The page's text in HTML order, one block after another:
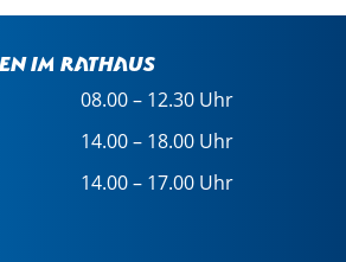
im Rathaus
08.00 – 12.30 Uhr
14.00 – 18.00 Uhr
14.00 – 17.00 Uhr